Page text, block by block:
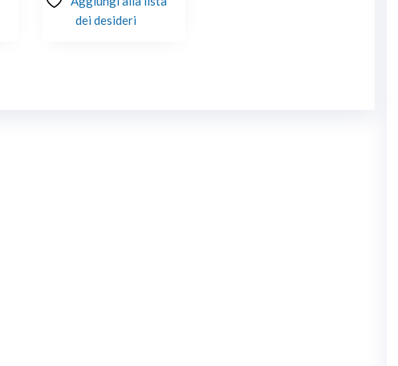
dei desideri